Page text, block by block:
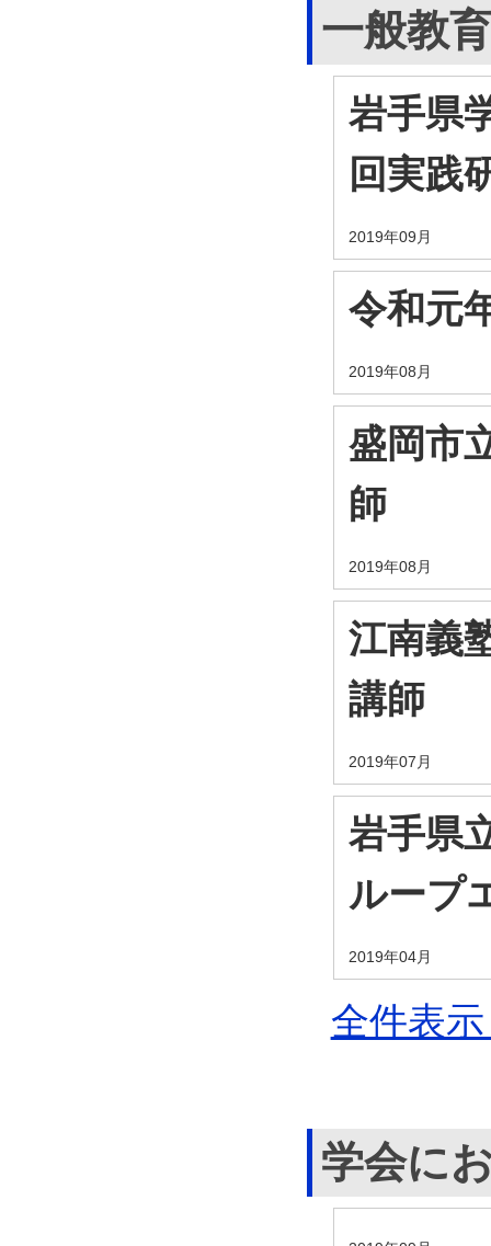
一般教育
岩手県
回実践
2019年09月
令和元
2019年08月
盛岡市
師
2019年08月
江南義
講師
2019年07月
岩手県
ループ
2019年04月
全件表
学会に